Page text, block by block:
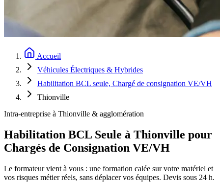
Accueil
Véhicules Électriques & Hybrides
Habilitation BCL seule, Chargé de consignation VE/VH
Thionville
Intra-entreprise à Thionville & agglomération
Habilitation BCL Seule à Thionville pour
Chargés de Consignation VE/VH
Le formateur vient à vous : une formation calée sur votre matériel et
vos risques métier réels, sans déplacer vos équipes. Devis sous 24 h.